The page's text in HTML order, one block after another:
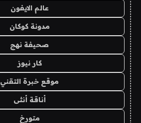
عالم الايفون
مدونة كوكان
صحيفة نهج
كار نيوز
موقع خبرة التقني
أناقة أنثى
متورخ